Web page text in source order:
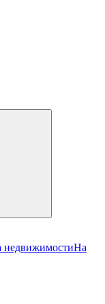
недвижимостиНа